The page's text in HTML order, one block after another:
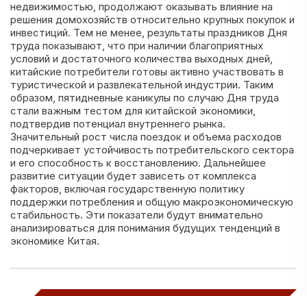
недвижимостью, продолжают оказывать влияние на
решения домохозяйств относительно крупных покупок и
инвестиций. Тем не менее, результаты праздников Дня
труда показывают, что при наличии благоприятных
условий и достаточного количества выходных дней,
китайские потребители готовы активно участвовать в
туристической и развлекательной индустрии. Таким
образом, пятидневные каникулы по случаю Дня труда
стали важным тестом для китайской экономики,
подтвердив потенциал внутреннего рынка.
Значительный рост числа поездок и объема расходов
подчеркивает устойчивость потребительского сектора
и его способность к восстановлению. Дальнейшее
развитие ситуации будет зависеть от комплекса
факторов, включая государственную политику
поддержки потребления и общую макроэкономическую
стабильность. Эти показатели будут внимательно
анализироваться для понимания будущих тенденций в
экономике Китая.